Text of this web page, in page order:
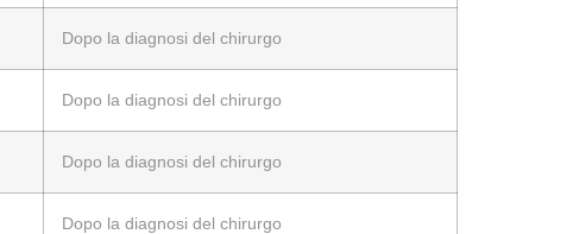
Dopo la diagnosi del chirurgo
Dopo la diagnosi del chirurgo
Dopo la diagnosi del chirurgo
Dopo la diagnosi del chirurgo